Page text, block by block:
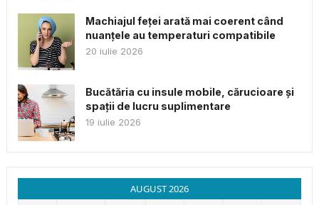
Machiajul feței arată mai coerent când
nuanțele au temperaturi compatibile
20 iulie 2026
Bucătăria cu insule mobile, cărucioare și
spații de lucru suplimentare
19 iulie 2026
AUGUST 2026